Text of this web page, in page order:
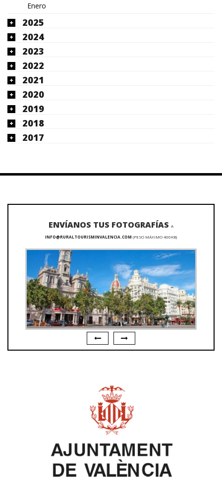
Enero
2025
2024
2023
2022
2021
2020
2019
2018
2017
ENVÍANOS TUS FOTOGRAFÍAS A
INFO@RURALTOURISMINVALENCIA.COM (PESO MÁXIMO 400KB)